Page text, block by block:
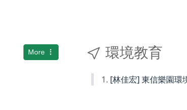
More 環境教育
[林佳宏] 東信樂園環